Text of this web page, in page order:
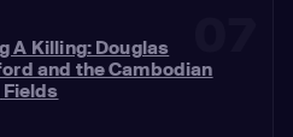
A Killing: Douglas
and the Cambodian